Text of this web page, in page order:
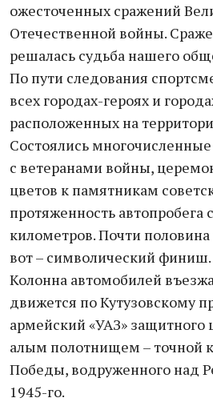
ожесточенных сражений
Отечественной войны.
решалась судьба нашего
По пути следования
всех городах-героях и
расположенных на
Состоялись
с ветеранами войны,
цветов к памятникам
протяженность автопробега
километров. Почти
вот – символический финиш.
Колонна автомобилей
движется по Кутузовскому
армейский «УАЗ» защитного
алым полотнищем – точной
Победы, водруженного над
1945-го.